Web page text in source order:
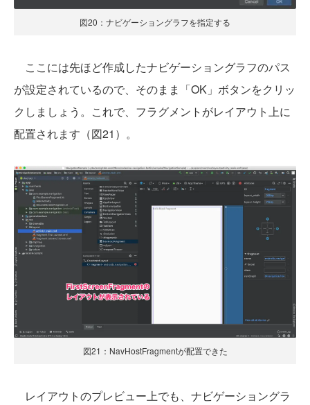
図20：ナビゲーショングラフを指定する
ここには先ほど作成したナビゲーショングラフのパス
が設定されているので、そのまま「OK」ボタンをクリッ
クしましょう。これで、フラグメントがレイアウト上に
配置されます（図21）。
図21：NavHostFragmentが配置できた
レイアウトのプレビュー上でも、ナビゲーショングラ